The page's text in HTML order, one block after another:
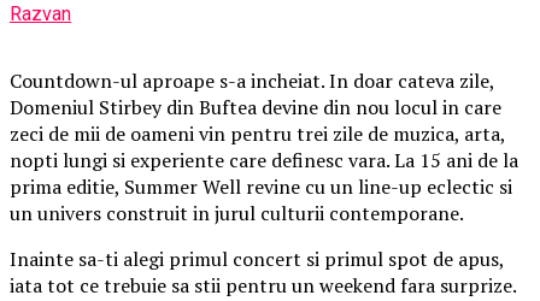
Razvan
Countdown-ul aproape s-a incheiat. In doar cateva zile,
Domeniul Stirbey din Buftea devine din nou locul in care
zeci de mii de oameni vin pentru trei zile de muzica, arta,
nopti lungi si experiente care definesc vara. La 15 ani de la
prima editie, Summer Well revine cu un line-up eclectic si
un univers construit in jurul culturii contemporane.
Inainte sa-ti alegi primul concert si primul spot de apus,
iata tot ce trebuie sa stii pentru un weekend fara surprize.